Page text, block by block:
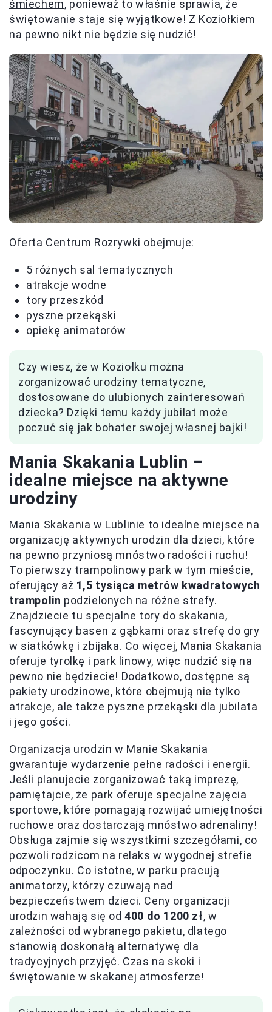
śmiechem, ponieważ to właśnie sprawia, że
świętowanie staje się wyjątkowe! Z Koziołkiem
na pewno nikt nie będzie się nudzić!
Oferta Centrum Rozrywki obejmuje:
5 różnych sal tematycznych
atrakcje wodne
tory przeszkód
pyszne przekąski
opiekę animatorów
Czy wiesz, że w Koziołku można
zorganizować urodziny tematyczne,
dostosowane do ulubionych zainteresowań
dziecka? Dzięki temu każdy jubilat może
poczuć się jak bohater swojej własnej bajki!
Mania Skakania Lublin –
idealne miejsce na aktywne
urodziny
Mania Skakania w Lublinie to idealne miejsce na
organizację aktywnych urodzin dla dzieci, które
na pewno przyniosą mnóstwo radości i ruchu!
To pierwszy trampolinowy park w tym mieście,
oferujący aż 1,5 tysiąca metrów kwadratowych
trampolin podzielonych na różne strefy.
Znajdziecie tu specjalne tory do skakania,
fascynujący basen z gąbkami oraz strefę do gry
w siatkówkę i zbijaka. Co więcej, Mania Skakania
oferuje tyrolkę i park linowy, więc nudzić się na
pewno nie będziecie! Dodatkowo, dostępne są
pakiety urodzinowe, które obejmują nie tylko
atrakcje, ale także pyszne przekąski dla jubilata
i jego gości.
Organizacja urodzin w Manie Skakania
gwarantuje wydarzenie pełne radości i energii.
Jeśli planujecie zorganizować taką imprezę,
pamiętajcie, że park oferuje specjalne zajęcia
sportowe, które pomagają rozwijać umiejętności
ruchowe oraz dostarczają mnóstwo adrenaliny!
Obsługa zajmie się wszystkimi szczegółami, co
pozwoli rodzicom na relaks w wygodnej strefie
odpoczynku. Co istotne, w parku pracują
animatorzy, którzy czuwają nad
bezpieczeństwem dzieci. Ceny organizacji
urodzin wahają się od400 do 1200 zł, w
zależności od wybranego pakietu, dlatego
stanowią doskonałą alternatywę dla
tradycyjnych przyjęć. Czas na skoki i
świętowanie w skakanej atmosferze!